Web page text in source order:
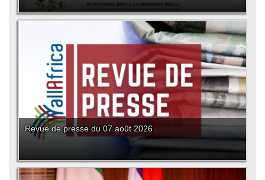
Revue de presse du 07 août 2026